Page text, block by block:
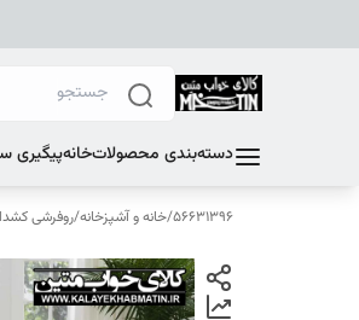
دسته‌بندی محصولاتخانهپیگیری
56631396
/خانه و آشپزخانه/روفرشی